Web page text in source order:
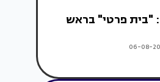
וילה בקומה ה-18: "בית פרטי" בראש
06-08-